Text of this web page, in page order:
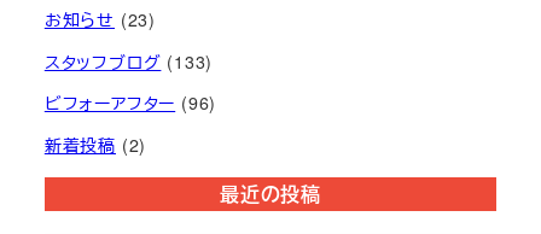
お知らせ (23)
スタッフブログ (133)
ビフォーアフター (96)
新着投稿 (2)
最近の投稿